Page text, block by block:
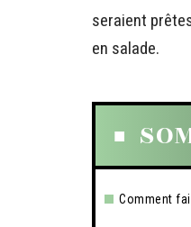
seraient
en salade.
Comment